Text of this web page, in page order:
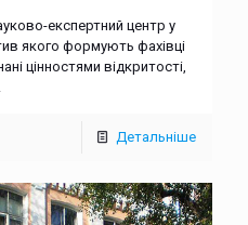
експертний центр у
якого формують фахівці
цінностями відкритості,
Детальніше